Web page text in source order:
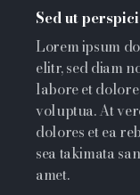
Sed ut
Lorem ipsum
elitr, sed diam
labore et
voluptua. At
dolores et ea
sea takimata
amet.